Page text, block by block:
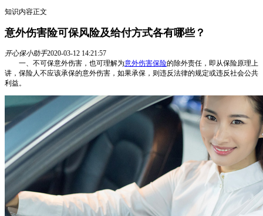
知识内容正文
意外伤害险可保风险及给付方式各有哪些？
开心保小助手2020-03-12 14:21:57
一、不可保意外伤害，也可理解为意外伤害保险的除外责任，即从保险原理上
讲，保险人不应该承保的意外伤害，如果承保，则违反法律的规定或违反社会公共
利益。